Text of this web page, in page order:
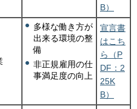
B）
多様な働き方が
出来る環境の整
備
非正規雇用の仕
事満足度の向上
宣言書
はこち
ら（P
DF：2
25K
B）